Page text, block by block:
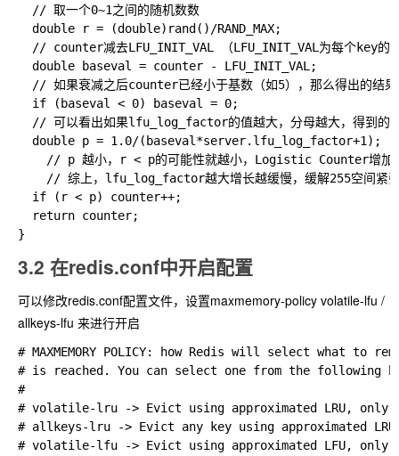
  // 取一个0~1之间的随机数数
  double r = (double)rand()/RAND_MAX;
// counter减去LFU_INIT_VAL （LFU_INIT_VAL为每个key的
  double baseval = counter - LFU_INIT_VAL;
// 如果衰减之后counter已经小于基数（如5），那么得出的结
  if (baseval < 0) baseval = 0;
// 可以看出如果lfu_log_factor的值越大，分母越大，得到的p
  double p = 1.0/(baseval*server.lfu_log_factor+1);
// p 越小，r < p的可能性就越小，Logistic Counter增加
  if (r < p) counter++;
  return counter;
3.2 在redis.conf中开启配置
可以修改redis.conf配置文件，设置maxmemory-policy volatile-lfu /
allkeys-lfu 来进行开启
# MAXMEMORY POLICY: how Redis will select what to
# is reached. You can select one from the following
#
# volatile-lru -> Evict using approximated LRU, only
# allkeys-lru -> Evict any key using approximated
# volatile-lfu -> Evict using approximated LFU, only